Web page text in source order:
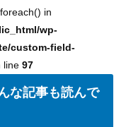
in
wp-
custom-field-
97
な記事も読んで